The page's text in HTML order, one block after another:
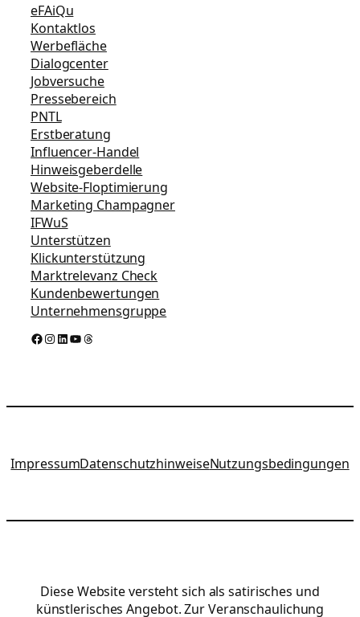
eFAiQu
Kontaktlos
Werbefläche
Dialogcenter
Jobversuche
Pressebereich
PNTL
Erstberatung
Influencer-Handel
Hinweisgeberdelle
Website-Floptimierung
Marketing Champagner
IFWuS
Unterstützen
Klickunterstützung
Marktrelevanz Check
Kundenbewertungen
Unternehmensgruppe
Facebook InstagramLinkedIn YouTube Threads
ImpressumDatenschutzhinweiseNutzungsbedingungen
Diese Website versteht sich als satirisches und
künstlerisches Angebot. Zur Veranschaulichung